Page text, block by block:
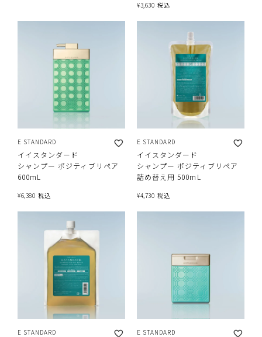
¥3,630 税込
E STANDARD
イイスタンダード
シャンプー ポジティブリペア
600mL
¥6,380 税込
E STANDARD
イイスタンダード
シャンプー ポジティブリペア
詰め替え用 500mL
¥4,730 税込
E STANDARD E STANDARD